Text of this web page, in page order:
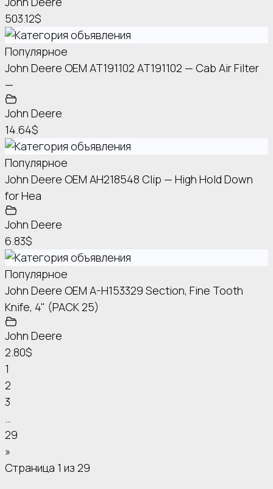
503.12$
Популярное
John Deere OEM AT191102 AT191102 — Cab Air Filter
—
John Deere
14.64$
Популярное
John Deere OEM AH218548 Clip — High Hold Down
for Hea
John Deere
6.83$
Популярное
John Deere OEM A-H153329 Section, Fine Tooth
Knife, 4" (PACK 25)
John Deere
2.80$
1
2
3
…
29
»
Страница 1 из 29